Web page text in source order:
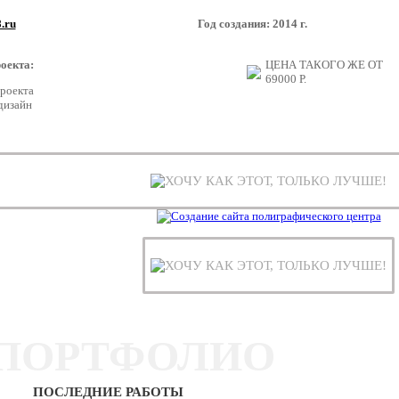
Год создания: 2014 г.
ЦЕНА ТАКОГО ЖЕ ОТ
69000 Р.
ХОЧУ КАК ЭТОТ, ТОЛЬКО ЛУЧШЕ!
ХОЧУ КАК ЭТОТ, ТОЛЬКО ЛУЧШЕ!
ПОСЛЕДНИЕ РАБОТЫ